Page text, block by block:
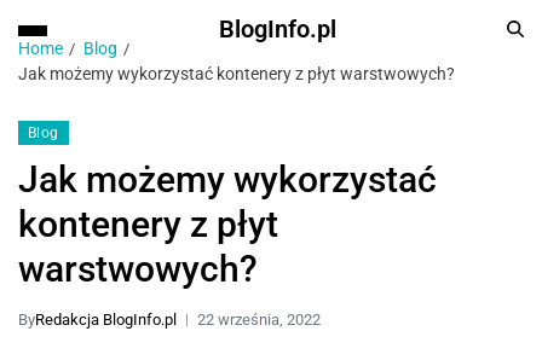
BlogInfo.pl
Home
Blog
Jak możemy wykorzystać kontenery z płyt warstwowych?
Blog
Jak możemy wykorzystać
kontenery z płyt
warstwowych?
ByRedakcja BlogInfo.pl 22 września, 2022